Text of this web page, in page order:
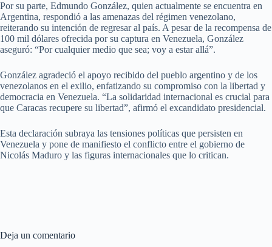
Por su parte, Edmundo González, quien actualmente se encuentra en
Argentina, respondió a las amenazas del régimen venezolano,
reiterando su intención de regresar al país. A pesar de la recompensa de
100 mil dólares ofrecida por su captura en Venezuela, González
aseguró: “Por cualquier medio que sea; voy a estar allá”.
González agradeció el apoyo recibido del pueblo argentino y de los
venezolanos en el exilio, enfatizando su compromiso con la libertad y
democracia en Venezuela. “La solidaridad internacional es crucial para
que Caracas recupere su libertad”, afirmó el excandidato presidencial.
Esta declaración subraya las tensiones políticas que persisten en
Venezuela y pone de manifiesto el conflicto entre el gobierno de
Nicolás Maduro y las figuras internacionales que lo critican.
Deja un comentario